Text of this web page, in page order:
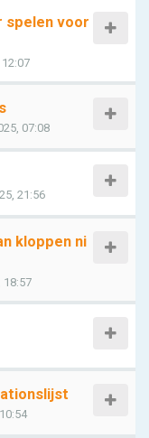
spelen voor
07:08
21:56
kloppen ni
18:57